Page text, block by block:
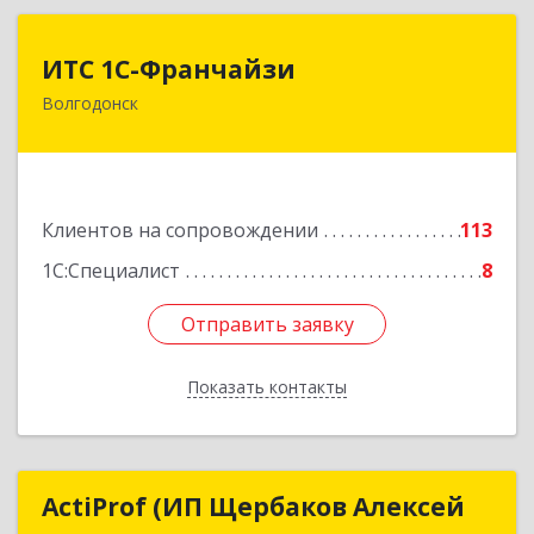
ИТС 1С-Франчайзи
Волгодонск
Клиентов на сопровождении
113
1С:Специалист
8
Отправить заявку
Показать контакты
ИТС 1С-Франчайзи
347380, Ростовская обл, Волгодонск г, Гагарина
Отправить заявку
Назад
ActiProf (ИП Щербаков Алексей
ActiProf (ИП Щербаков Алексей